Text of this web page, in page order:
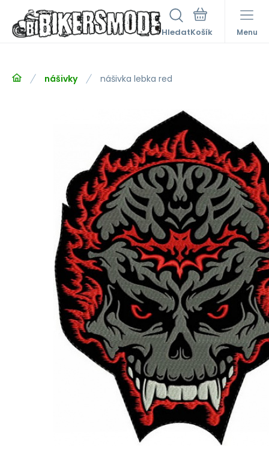
Hledat Menu
nášivky nášivka lebka red